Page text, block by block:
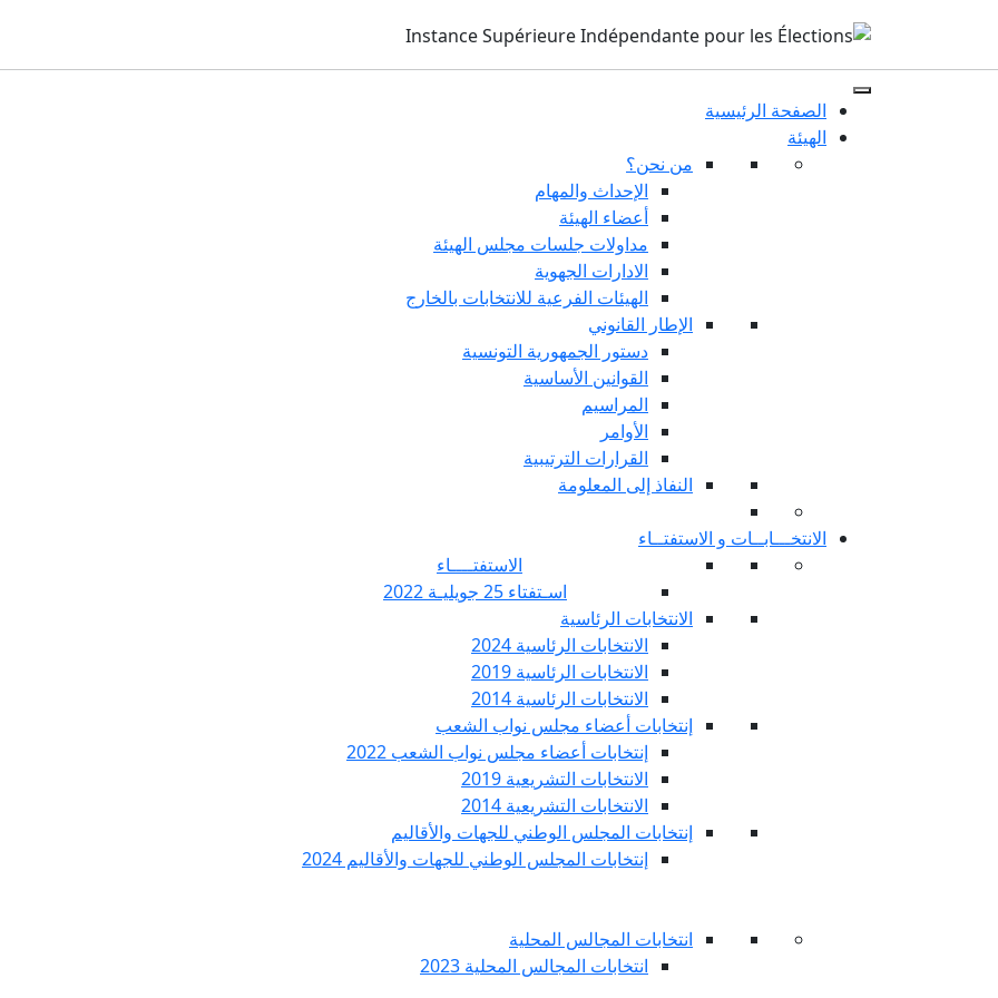
الصفحة الرئيسية
الهيئة
من نحن؟
الإحداث والمهام
أعضاء الهيئة
مداولات جلسات مجلس الهيئة
الادارات الجهوية
الهيئات الفرعية للانتخابات بالخارج
الإطار القانوني
دستور الجمهورية التونسية
القوانين الأساسية
المراسيم
الأوامر
القرارات الترتيبية
النفاذ إلى المعلومة
الانتخـــابــات و الاستفتــاء
الاستفتــــاء
اسـتفتاء 25 جويليـة 2022
الانتخابات الرئاسية
الانتخابات الرئاسية 2024
الانتخابات الرئاسية 2019
الانتخابات الرئاسية 2014
إنتخابات أعضاء مجلس نواب الشعب
إنتخابات أعضاء مجلس نواب الشعب 2022
الانتخابات التشريعية 2019
الانتخابات التشريعية 2014
إنتخابات المجلس الوطني للجهات والأقاليم
إنتخابات المجلس الوطني للجهات والأقاليم 2024
انتخابات المجالس المحلية
انتخابات المجالس المحلية 2023